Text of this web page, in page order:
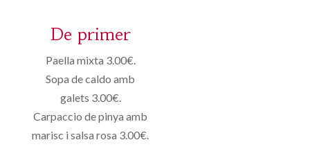
De primer
Paella mixta 3.00€.
Sopa de caldo amb
galets 3.00€.
Carpaccio de pinya amb
marisc i salsa rosa 3.00€.